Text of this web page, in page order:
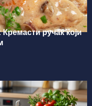
ручак који